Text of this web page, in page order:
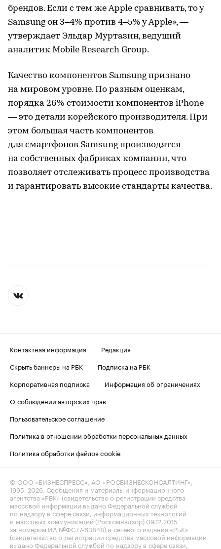
брендов. Если с тем же Apple сравнивать, то у
Samsung он 3–4% против 4–5% у Apple», —
утверждает Эльдар Муртазин, ведущий
аналитик Mobile Research Group.
Качество компонентов Samsung признано
на мировом уровне. По разным оценкам,
порядка 26% стоимости компонентов iPhone
— это детали корейского производителя. При
этом большая часть компонентов
для смартфонов Samsung производятся
на собственных фабриках компании, что
позволяет отслеживать процесс производства
и гарантировать высокие стандарты качества.
Контактная информация
Редакция
Скрыть баннеры на РБК
Подписка на РБК
Корпоративная подписка
Информация об ограничениях
О соблюдении авторских прав
Пользовательское соглашение
Политика в отношении обработки персональных данных
Политика обработки файлов cookie
© ООО «БИЗНЕСПРЕСС», АО «РОСБИЗНЕСКОНСАЛТИНГ»,
1995–2026 . Сообщения и материалы информационного
агентства «РБК» (свидетельство о регистрации средства
массовой информации выдано Федеральной службой
по надзору в сфере связи, информационных технологий
и массовых коммуникаций (Роскомнадзор) 09.12.2015
за номером ИА №ФС77-63848) и сетевого издания «РБК»
(свидетельство о регистрации средства массовой информации
выдано Федеральной службой по надзору в сфере связи,